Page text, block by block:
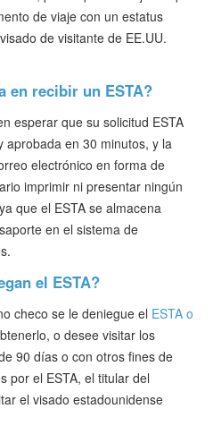
de viaje con un estatus
de visitante de EE.UU.
en recibir un ESTA?
esperar que su solicitud ESTA
aprobada en 30 minutos, y la
electrónico en forma de
imprimir ni presentar ningún
que el ESTA se almacena
en el sistema de
el ESTA?
checo se le deniegue el ESTA o
o desee visitar los
90 días o con otros fines de
por el ESTA, el titular del
el visado estadounidense